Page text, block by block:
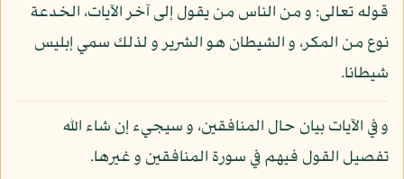
قوله تعالى: و من الناس من يقول إلى آخر الآيات، الخدعة
نوع من المكر، و الشيطان هو الشرير و لذلك سمي إبليس
شيطانا.
و في الآيات بيان حال المنافقين، و سيجيء إن شاء الله
تفصيل القول فيهم في سورة المنافقين و غيرها.